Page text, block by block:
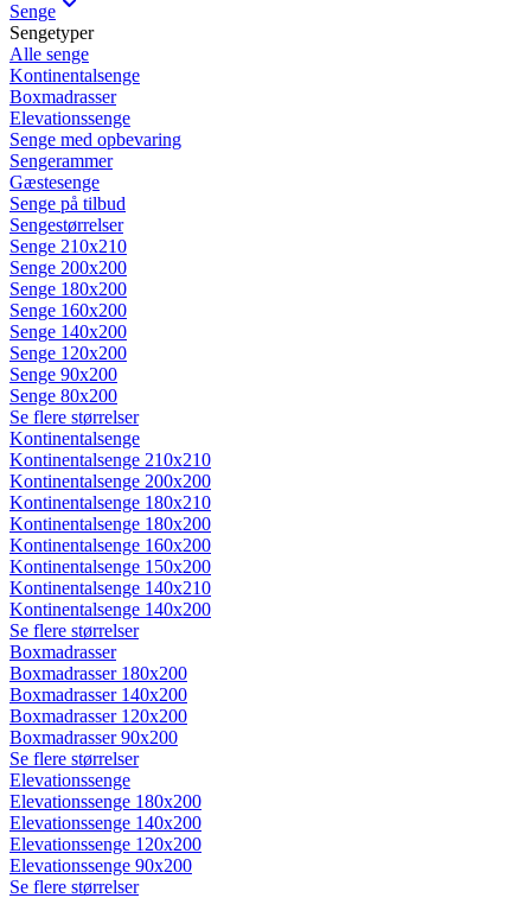
Senge
Sengetyper
Alle senge
Kontinentalsenge
Boxmadrasser
Elevationssenge
Senge med opbevaring
Sengerammer
Gæstesenge
Senge på tilbud
Sengestørrelser
Senge 210x210
Senge 200x200
Senge 180x200
Senge 160x200
Senge 140x200
Senge 120x200
Senge 90x200
Senge 80x200
Se flere størrelser
Kontinentalsenge
Kontinentalsenge 210x210
Kontinentalsenge 200x200
Kontinentalsenge 180x210
Kontinentalsenge 180x200
Kontinentalsenge 160x200
Kontinentalsenge 150x200
Kontinentalsenge 140x210
Kontinentalsenge 140x200
Se flere størrelser
Boxmadrasser
Boxmadrasser 180x200
Boxmadrasser 140x200
Boxmadrasser 120x200
Boxmadrasser 90x200
Se flere størrelser
Elevationssenge
Elevationssenge 180x200
Elevationssenge 140x200
Elevationssenge 120x200
Elevationssenge 90x200
Se flere størrelser